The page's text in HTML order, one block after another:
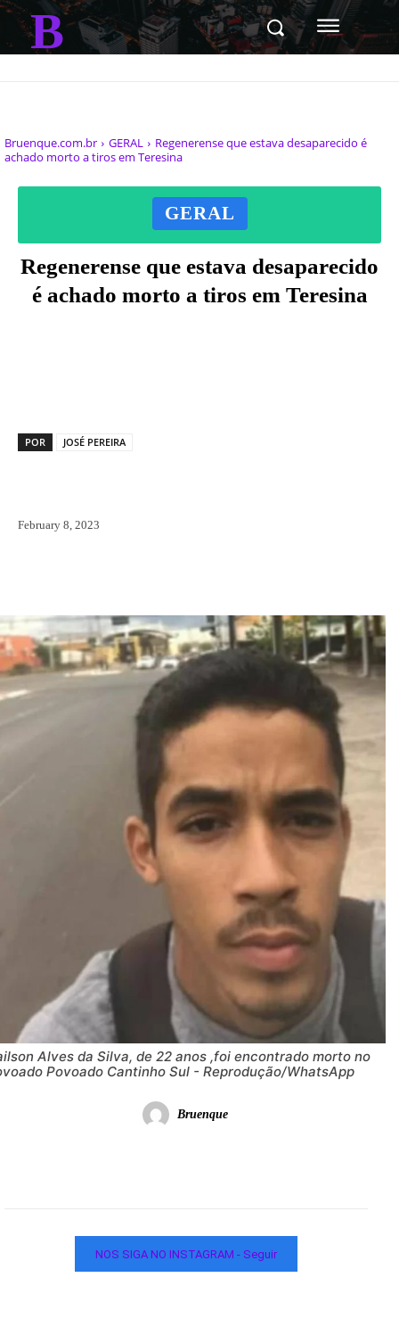
B
Bruenque.com.br GERAL
Regenerense que estava desaparecido é
achado morto a tiros em Teresina
GERAL
Regenerense que estava desaparecido
é achado morto a tiros em Teresina
POR JOSÉ PEREIRA
February 8, 2023
Alves da Silva, de 22 anos ,foi encontrado morto no
Povoado Cantinho Sul - Reprodução/WhatsApp
Bruenque
NOS SIGA NO INSTAGRAM - Seguir